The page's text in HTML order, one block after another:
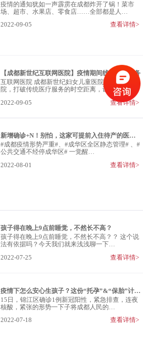
疫情的通知犹如一声霹雳在成都炸开了锅！菜市
场、超市、水果店、零食店……全部都是人…
2022-09-05
查看详情>
【成都新世纪互联网医院】疫情期间线上问诊服务
互联网医院 成都新世纪妇女儿童医院互联网医
院，打破传统医疗服务的时空距离，让更多…
2022-09-05
查看详情>
新增确诊+N！别怕，这家可提前入住待产的医院，保护你
#成都疫情形势严重#、#成华区全区静态管理# 、#
公共交通不经停成华区# 一觉醒…
2022-08-01
查看详情>
孩子得在晚上9点前睡觉，不然长不高？
孩子得在晚上9点前睡觉，不然长不高？？ 这个说
法有依据吗？今天我们就来浅浅聊一下…
2022-07-25
查看详情>
疫情下怎么安心生孩子？这份“托孕”&“保胎”计划赶紧收藏
15日，锦江区确诊1例新冠阳性，紧急排查，连夜
核酸，紧张的形势一下子将成都人民的…
2022-07-18
查看详情>